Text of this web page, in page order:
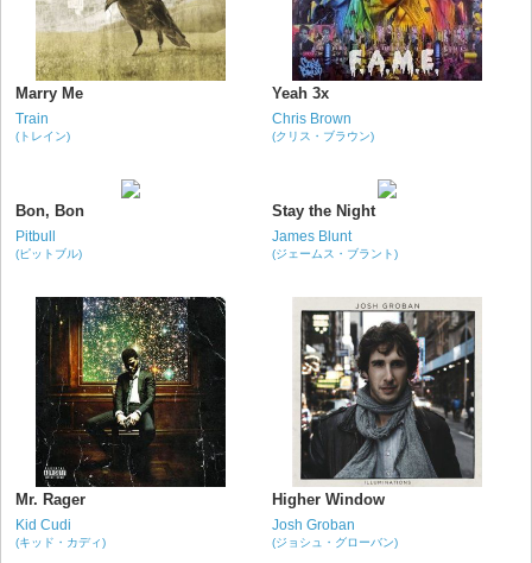
Marry Me
Train
(トレイン)
Yeah 3x
Chris Brown
(クリス・ブラウン)
Bon, Bon
Pitbull
(ピットブル)
Stay the Night
James Blunt
(ジェームス・ブラント)
Mr. Rager
Kid Cudi
(キッド・カディ)
Higher Window
Josh Groban
(ジョシュ・グローバン)